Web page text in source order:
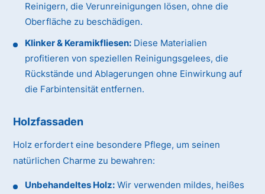
Reinigern, die Verunreinigungen lösen, ohne die
Oberfläche zu beschädigen.
Klinker & Keramikfliesen: Diese Materialien
profitieren von speziellen Reinigungsgelees, die
Rückstände und Ablagerungen ohne Einwirkung auf
die Farbintensität entfernen.
Holzfassaden
Holz erfordert eine besondere Pflege, um seinen
natürlichen Charme zu bewahren:
Unbehandeltes Holz: Wir verwenden mildes, heißes